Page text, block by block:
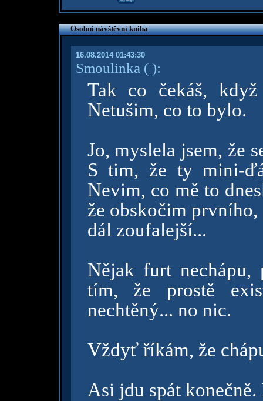
Osobní návštěvní kniha
16.08.2014 01:43:30
Smoulinka ( ):
Tak co čekáš, když
Netušim, co to bylo.
Jo, myslela jsem, že
S tim, že ty mini-
Nevim, co mě to
že obskočim
dál zoufalejší...
Nějak furt
tím, že prostě
nechtěný... no nic.
Vždyť říkám, že
Asi jdu spát